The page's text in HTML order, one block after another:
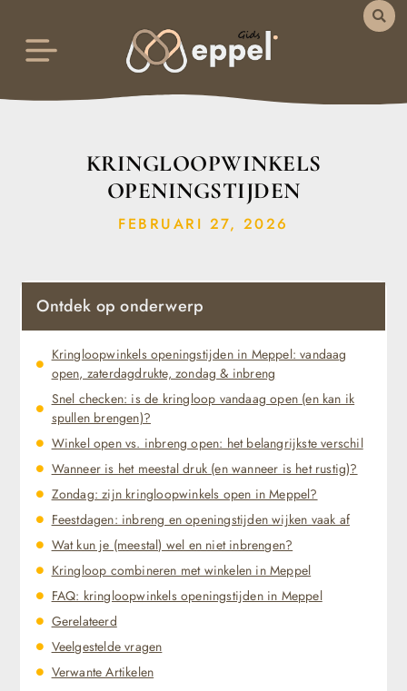
KRINGLOOPWINKELS
OPENINGSTIJDEN
FEBRUARI 27, 2026
Ontdek op onderwerp
Kringloopwinkels openingstijden in Meppel: vandaag
open, zaterdagdrukte, zondag & inbreng
Snel checken: is de kringloop vandaag open (en kan ik
spullen brengen)?
Winkel open vs. inbreng open: het belangrijkste verschil
Wanneer is het meestal druk (en wanneer is het rustig)?
Zondag: zijn kringloopwinkels open in Meppel?
Feestdagen: inbreng en openingstijden wijken vaak af
Wat kun je (meestal) wel en niet inbrengen?
Kringloop combineren met winkelen in Meppel
FAQ: kringloopwinkels openingstijden in Meppel
Gerelateerd
Veelgestelde vragen
Verwante Artikelen